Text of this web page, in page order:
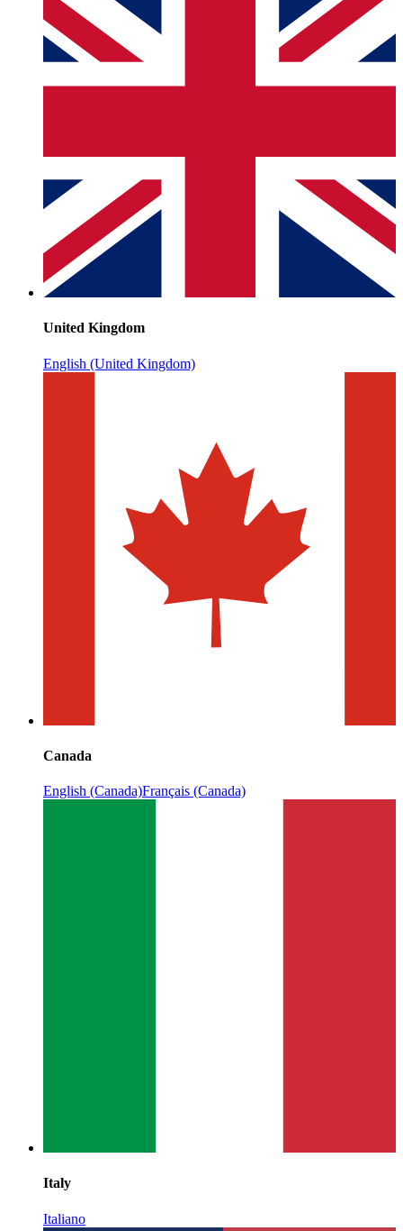
United Kingdom
English (United Kingdom)
Canada
English (Canada)Français (Canada)
Italy
Italiano